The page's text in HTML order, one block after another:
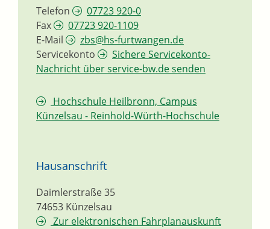
Telefon
07723 920-0
Fax
07723 920-1109
E-Mail
zbs@hs-furtwangen.de
Servicekonto
Sichere Servicekonto-
Nachricht über service-bw.de senden
Hochschule Heilbronn, Campus
Künzelsau - Reinhold-Würth-Hochschule
Hausanschrift
Daimlerstraße 35
74653 Künzelsau
Zur elektronischen Fahrplanauskunft